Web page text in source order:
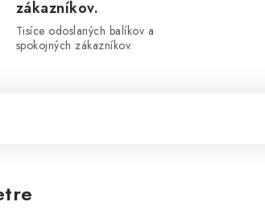
zákazníkov.
Tisíce odoslaných balíkov a
spokojných zákazníkov.